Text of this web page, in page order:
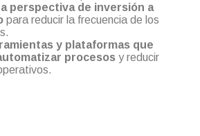
perspectiva de inversión a
para reducir la frecuencia de los
y plataformas que
procesos y reducir